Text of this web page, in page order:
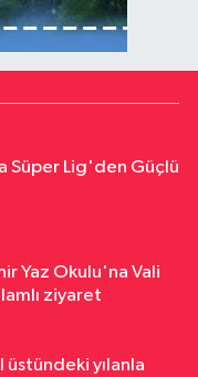
Süper Lig'den Güçlü
Yaz Okulu'na Vali
ziyaret
üstündeki yılanla